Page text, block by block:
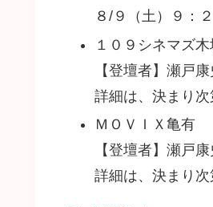
８/９（土）９：
１０９シネマズ木
【登壇者】瀬戸
詳細は、決まり次
ＭＯＶＩＸ亀有
【登壇者】瀬戸
詳細は、決まり次